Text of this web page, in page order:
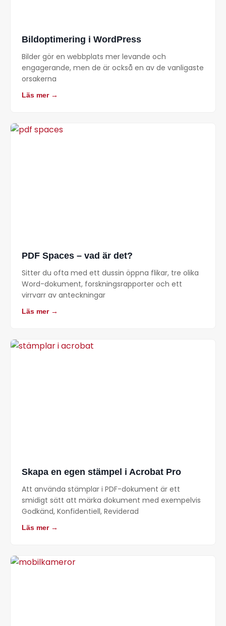
Bildoptimering i WordPress
Bilder gör en webbplats mer levande och
engagerande, men de är också en av de vanligaste
orsakerna
Läs mer →
PDF Spaces – vad är det?
Sitter du ofta med ett dussin öppna flikar, tre olika
Word-dokument, forskningsrapporter och ett
virrvarr av anteckningar
Läs mer →
Skapa en egen stämpel i Acrobat Pro
Att använda stämplar i PDF-dokument är ett
smidigt sätt att märka dokument med exempelvis
Godkänd, Konfidentiell, Reviderad
Läs mer →